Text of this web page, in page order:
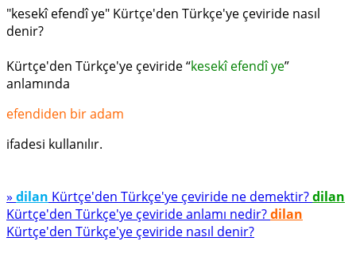
"kesekî efendî ye" Kürtçe'den Türkçe'ye çeviride nasıl
denir?
Kürtçe'den Türkçe'ye çeviride “kesekî efendî ye”
anlamında
efendiden bir adam
ifadesi kullanılır.
» dilan Kürtçe'den Türkçe'ye çeviride ne demektir?dilan
Kürtçe'den Türkçe'ye çeviride anlamı nedir?dilan
Kürtçe'den Türkçe'ye çeviride nasıl denir?